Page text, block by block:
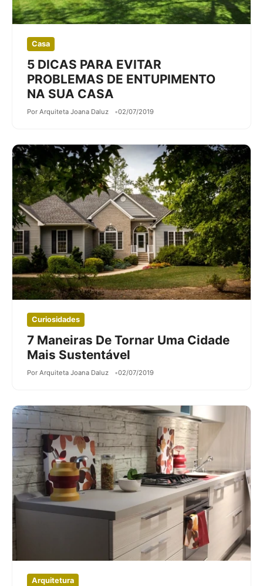
Casa
5 DICAS PARA EVITAR
PROBLEMAS DE ENTUPIMENTO
NA SUA CASA
Por Arquiteta Joana Daluz 02/07/2019
Curiosidades
7 Maneiras De Tornar Uma Cidade
Mais Sustentável
Por Arquiteta Joana Daluz 02/07/2019
Arquitetura